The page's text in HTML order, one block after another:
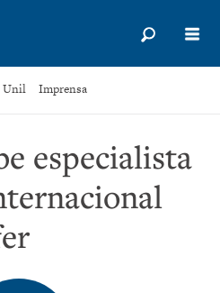
Unil Imprensa
especialista